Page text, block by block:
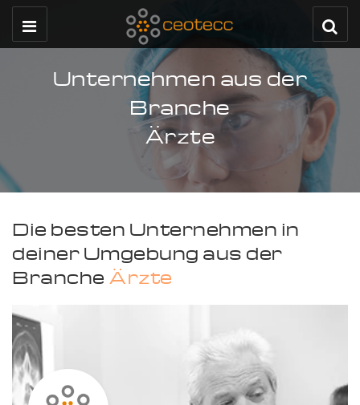
Unternehmen aus der
Branche
Ärzte
Die besten Unternehmen in
deiner Umgebung aus der
Branche Ärzte